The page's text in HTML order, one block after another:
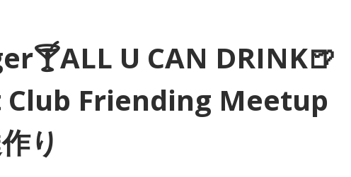
U CAN DRINK🍺
Friending Meetup
り